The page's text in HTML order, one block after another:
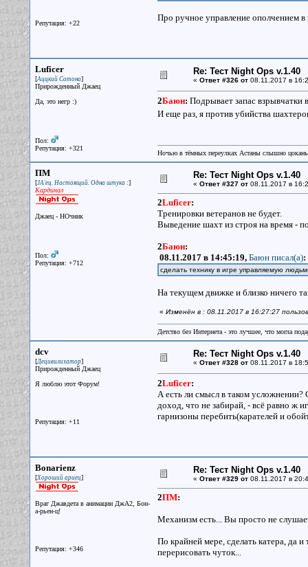
Репутация: +22
Про ручное управление ополчением в
Luficer
[Аццкий Сотона]
Прирожденный Джаец
Да, это негр :)
Пол:
Репутация: +321
Re: Тест Night Ops v.1.40
« Ответ #326 от08.11.2017 в
2Баюн: Подрывает запас взрывчатки
И еще раз, я против убийства
Ночью в тёмных переулках Астаны слышно
ПМ
[JA'ец. Настоящий. Одна штука :]
Кардинал
Джаец - НОчник
Пол:
Репутация: +712
Re: Тест Night Ops v.1.40
« Ответ #327 от08.11.2017 в
2Luficer:
Тренировки ветеранов не будет.
Выведение шахт из строя на время -
2Баюн:
08.11.2017 в 14:45:19, Баюн писал(a):
сделать технику в игре управляемую
На текущем движке и близко ничего
« Изменён в : 08.11.2017 в 16:27:27
Детство без Интернета - это лучшее, что могла
dcv
[Децивилизатор]
Прирожденный Джаец
Я люблю этот Форум!
Репутация: +11
Re: Тест Night Ops v.1.40
« Ответ #328 от08.11.2017 в
2Luficer:
А есть ли смысл в таком
доход, что не забирай, - всё равно ж
гарнизоны перебить(карателей и
Bonarienz
[Хороший ариец]
Враг Джавдета в анимации ДжА2, Бон-
а-рьен-ц!
Репутация: +346
Re: Тест Night Ops v.1.40
« Ответ #329 от08.11.2017 в
2ПМ:
Механизм есть... Вы просто не
По крайней мере, сделать катера, да
перерисовать чуток...